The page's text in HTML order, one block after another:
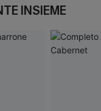
INSIEME